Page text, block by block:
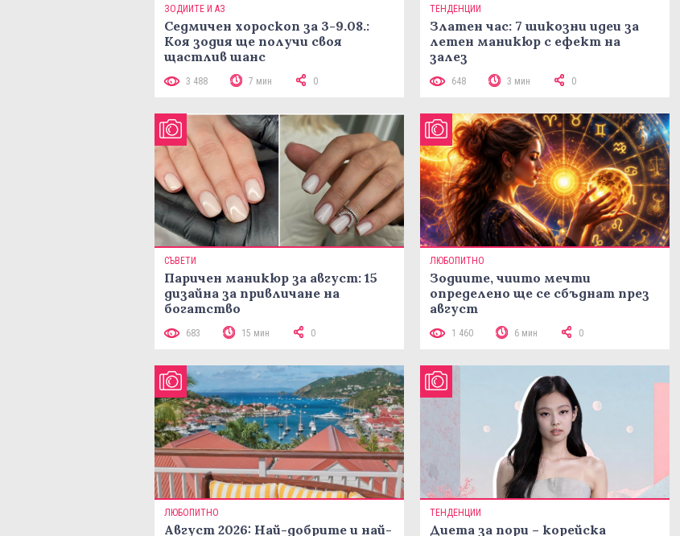
ЗОДИИТЕ И АЗ
Седмичен хороскоп за 3-9.08.:
Коя зодия ще получи своя
щастлив шанс
3 488 7 мин 0
ТЕНДЕНЦИИ
Златен час: 7 шикозни идеи за
летен маникюр с ефект на
залез
648 3 мин 0
СЪВЕТИ
Паричен маникюр за август: 15
дизайна за привличане на
богатство
683 15 мин 0
ЛЮБОПИТНО
Зодиите, чиито мечти
определено ще се сбъднат през
август
1 460 6 мин 0
ЛЮБОПИТНО
Август 2026: Най-добрите и най-
ТЕНДЕНЦИИ
Диета за пори – корейска